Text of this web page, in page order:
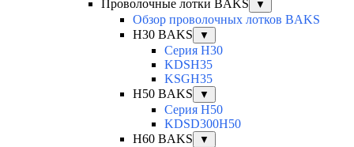
Проволочные лотки BAKS
▼
Обзор проволочных лотков BAKS
H30 BAKS
▼
Серия H30
KDSH35
KSGH35
H50 BAKS
▼
Серия H50
KDSD300H50
H60 BAKS
▼